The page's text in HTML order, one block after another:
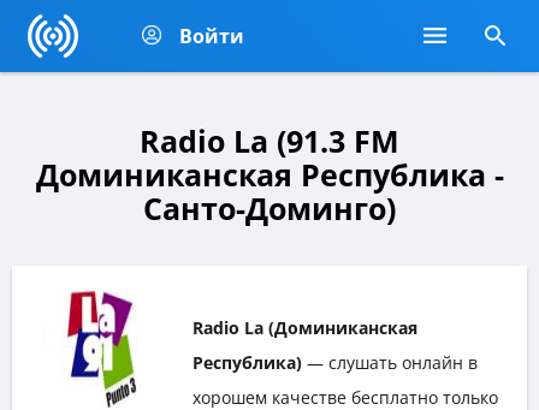
Войти
Radio La (91.3 FM
Доминиканская Республика -
Санто-Доминго)
Radio La (Доминиканская
Республика) — слушать онлайн в
хорошем качестве бесплатно только